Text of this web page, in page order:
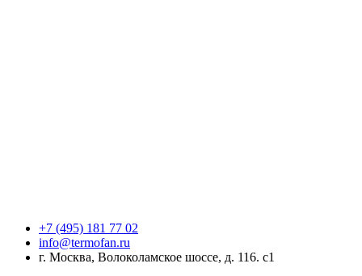
+7 (495) 181 77 02
info@termofan.ru
г. Москва, Волоколамское шоссе, д. 116. с1